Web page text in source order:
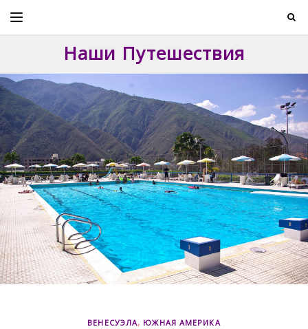
content
Наши Путешествия
ВЕНЕСУЭЛА, ЮЖНАЯ АМЕРИКА